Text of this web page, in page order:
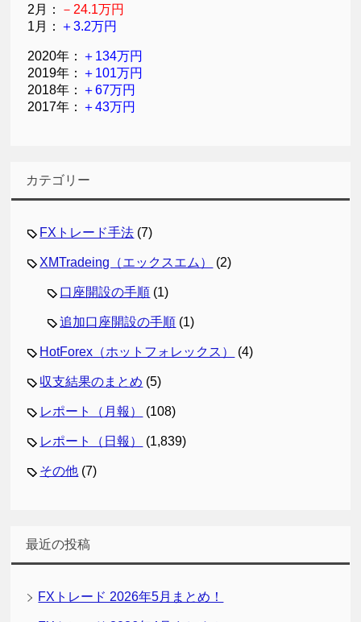
2月：
－24.1万円
1月： ＋3.2万円
2020年： ＋134万円
2019年： ＋101万円
2018年： ＋67万円
2017年： ＋43万円
カテゴリー
FXトレード手法 (7)
XMTradeing（エックスエム） (2)
口座開設の手順 (1)
追加口座開設の手順 (1)
HotForex（ホットフォレックス） (4)
収支結果のまとめ (5)
レポート（月報） (108)
レポート（日報） (1,839)
その他 (7)
最近の投稿
FXトレード 2026年5月まとめ！